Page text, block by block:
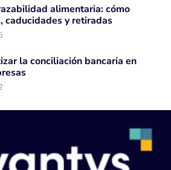
alimentaria: cómo
caducidades y retiradas
la conciliación bancaria en